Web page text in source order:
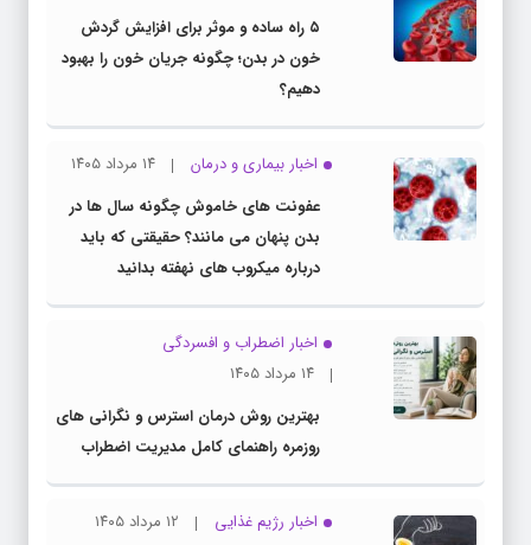
۵ راه ساده و موثر برای افزایش گردش
خون در بدن؛ چگونه جریان خون را بهبود
دهیم؟
اخبار بیماری و درمان
۱۴ مرداد ۱۴۰۵
عفونت های خاموش چگونه سال ها در
بدن پنهان می مانند؟ حقیقتی که باید
درباره میکروب های نهفته بدانید
اخبار اضطراب و افسردگی
۱۴ مرداد ۱۴۰۵
بهترین روش درمان استرس و نگرانی های
روزمره راهنمای کامل مدیریت اضطراب
اخبار رژیم غذایی
۱۲ مرداد ۱۴۰۵